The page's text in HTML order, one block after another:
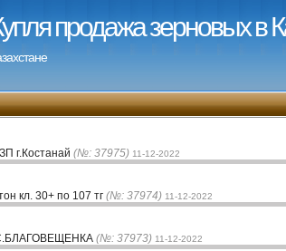
продажа зерновых в
г.Костанай (№: 37975) 11-12-2022
кл. 30+ по 107 тг (№: 37974) 11-12-2022
(№: 37973) 11-12-2022